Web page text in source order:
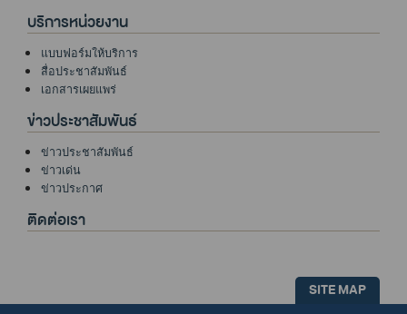
บริการหน่วยงาน
แบบฟอร์มให้บริการ
สื่อประชาสัมพันธ์
เอกสารเผยแพร่
ข่าวประชาสัมพันธ์
ข่าวประชาสัมพันธ์
ข่าวเด่น
ข่าวประกาศ
ติดต่อเรา
SITE MAP